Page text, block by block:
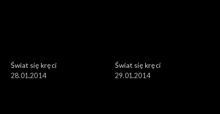
Świat się kręci
28.01.2014
Świat się kręci
29.01.2014